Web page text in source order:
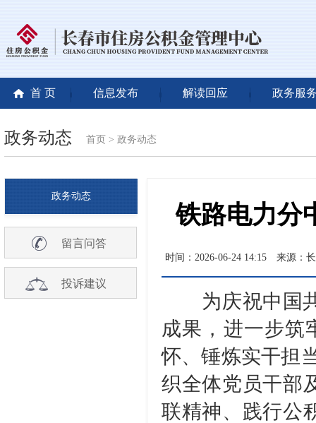
首 页 信息发布 解读回应 政务服
政务动态 首页 > 政务动态
政务动态
留言问答
投诉建议
铁路电力分
时间：2026-06-24 14:15 来源：
为庆祝中国共
成果，进一步筑
怀、锤炼实干担
织全体党员干部
联精神、践行公